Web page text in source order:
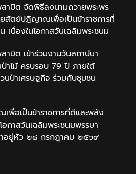
สามิต จัดพิธีลงนามถวายพระพร
สัตย์ปฏิญาณเพื่อเป็นข้าราชการที่
นื่องในโอกาสวันเฉลิมพระชนม
ามิต เข้าร่วมงานวันสถาปนา
าไม้ ครบรอบ 79 ปี ภายใต้
นป่าเศรษฐกิจ ร่วมกับชุมชน
อเป็นข้าราชการที่ดีและพลัง
กาสวันเฉลิมพระชนมพรรษา
าอยู่หัว ๒๘ กรกฎาคม ๒๕๖๙